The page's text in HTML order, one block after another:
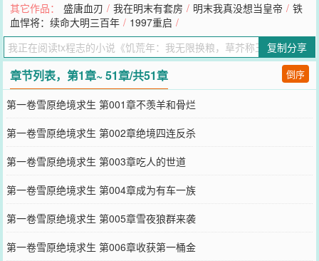
掠食者，想要吃他的儿子时，他为保护孩子，不惜拼命，却激活了杀
戮系统……前世因救人而死，今生却要靠杀戮求生。那又怎样？在这
人吃人的世道，仁慈救不了孩子，也救不了自己。既然躲不过，那就
杀出一条血路，带着孩子们活下去……
您要是觉得《 饥荒年：我无限换粮，草芥称王
》还不错的话请不要忘
记向您QQ群和微博微信里的朋友推荐哦！
其它作品： 盛唐血刃 / 我在明末有套房 / 明末我真没想当皇帝 / 铁
血悍将：续命大明三百年 / 1997重启 /
复制分享
章节列表，第1章~ 51章/共51章 倒序
第一卷雪原绝境求生 第001章不羡羊和骨烂
第一卷雪原绝境求生 第002章绝境四连反杀
第一卷雪原绝境求生 第003章吃人的世道
第一卷雪原绝境求生 第004章成为有车一族
第一卷雪原绝境求生 第005章雪夜狼群来袭
第一卷雪原绝境求生 第006章收获第一桶金